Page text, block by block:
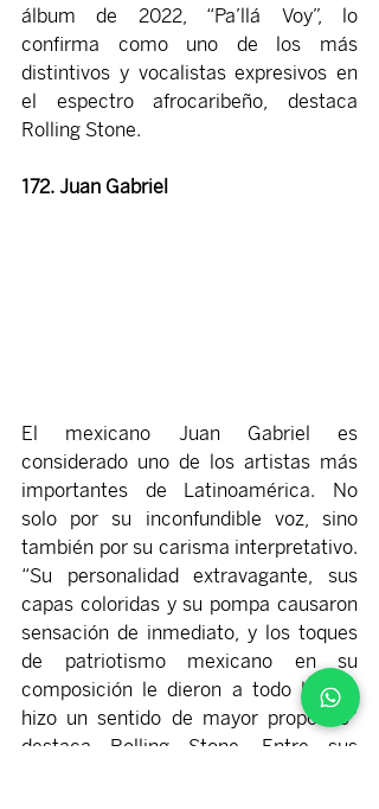
álbum de 2022, “Pa’llá Voy”, lo
confirma como uno de los más
distintivos y vocalistas expresivos en
el espectro afrocaribeño, destaca
Rolling Stone.
172. Juan Gabriel
El mexicano Juan Gabriel es
considerado uno de los artistas más
importantes de Latinoamérica. No
solo por su inconfundible voz, sino
también por su carisma interpretativo.
“Su personalidad extravagante, sus
capas coloridas y su pompa causaron
sensación de inmediato, y los toques
de patriotismo mexicano en su
composición le dieron a todo lo que
hizo un sentido de mayor propósito”
destaca Rolling Stone. Entre sus